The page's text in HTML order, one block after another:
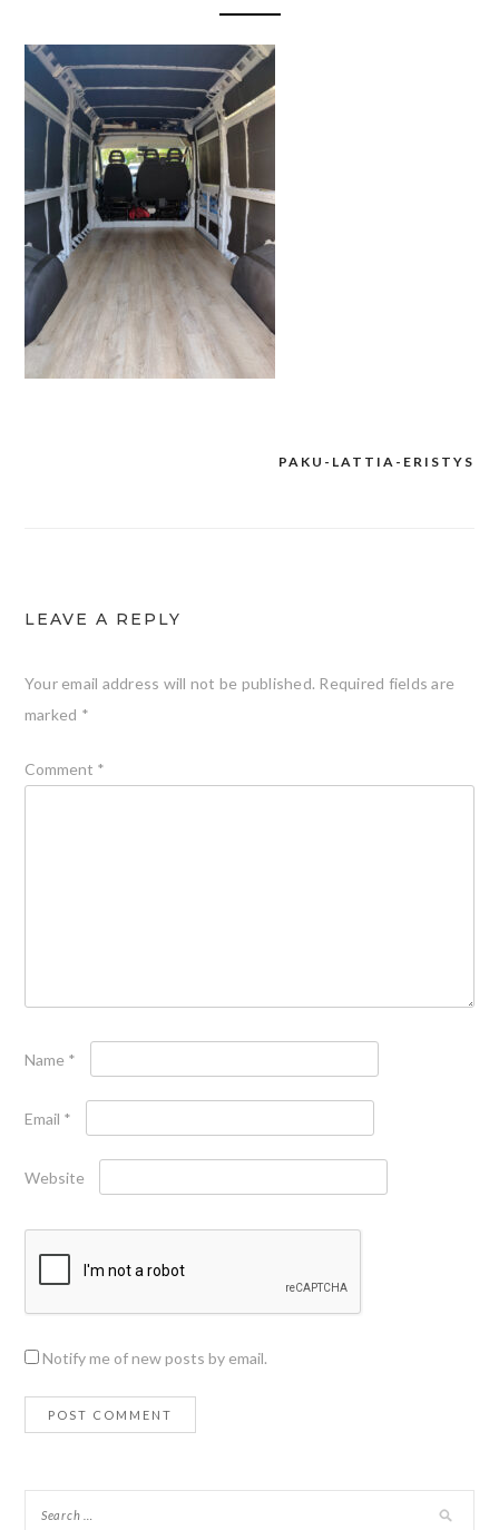
PAKU-LATTIA-ERISTYS
LEAVE A REPLY
Your email address will not be published. Required fields are
marked *
Comment *
Name *
Email *
Website
Notify me of new posts by email.